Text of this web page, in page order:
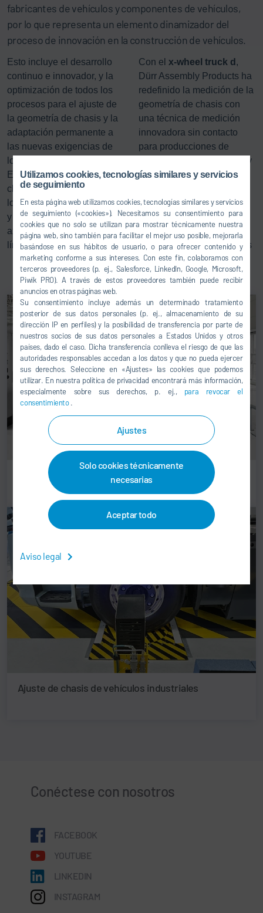
Utilizamos cookies, tecnologías similares y servicios
de seguimiento
En esta página web utilizamos cookies, tecnologías similares y servicios
de seguimiento («cookies»). Necesitamos su consentimiento para
cookies que no solo se utilizan para mostrar técnicamente nuestra
página web, sino también para facilitar el mejor uso posible, mejorarla
basándose en sus hábitos de usuario, o para ofrecer contenido y
marketing conforme a sus intereses. Con este fin, colaboramos con
terceros proveedores (p. ej., Salesforce, LinkedIn, Google, Microsoft,
Piwik PRO). A través de estos proveedores también puede recibir
anuncios en otras páginas web.
Su consentimiento incluye además un determinado tratamiento
posterior de sus datos personales (p. ej., almacenamiento de su
dirección IP en perfiles) y la posibilidad de transferencia por parte de
nuestros socios de sus datos personales a Estados Unidos y otros
países, dado el caso. Dicha transferencia conlleva el riesgo de que las
autoridades responsables accedan a los datos y que no pueda ejercer
sus derechos. Seleccione en «Ajustes» las cookies que podemos
utilizar. En nuestra política de privacidad encontrará más información,
especialmente sobre sus derechos, p. ej., para revocar el
consentimiento.
Ajustes
Solo cookies técnicamente
necesarias
Aceptar todo
Aviso legal
fabricantes de vehículos y componentes de vehículos,
por lo que representa un elemento dinamizador del
proceso de innovación en la construcción de vehículos.
Esto incluye el desarrollo
continuo e innovador, y la
optimización de todos los
procesos para el ajuste de
la geometría de chasis y la
adaptación permanente a
las nuevas exigencias de
los vehículos modernos.
El banco de ajuste de
chasisx-wheelestablece
los estándares de medición
y ajuste de la geometría
axial del vehículo al final de
línea.
Con el x-wheel truck d ,
Dürr Assembly Products ha
redefinido la medición de la
geometría de chasis con
una técnica de medición
innovadora sin contacto
para producciones de
camiones y autobuses muy
complejas.
aquí sobre los fascinantes
detalles de las funciones y
potenciales de nuestros
bancos de ajuste de chasis
en el final de línea.
Ajuste de chasis de turismos
Ajuste de chasis de vehículos industriales
Conéctese con nosotros
FACEBOOK
YOUTUBE
LINKEDIN
INSTAGRAM